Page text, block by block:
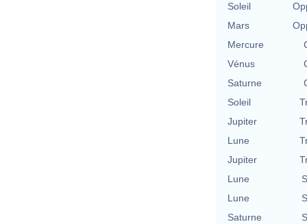
Soleil
Mars
Mercure
Vénus
Saturne
Soleil
Jupiter
Lune
Jupiter
Lune
Lune
Saturne